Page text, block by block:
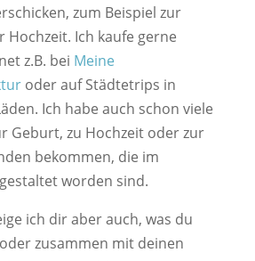
zum Beispiel zur
Hochzeit. Ich kaufe gerne
z.B. bei Meine
oder auf Städtetrips in
Ich habe auch schon viele
Geburt, zu Hochzeit oder zur
bekommen, die im
worden sind.
ich dir aber auch, was du
zusammen mit deinen